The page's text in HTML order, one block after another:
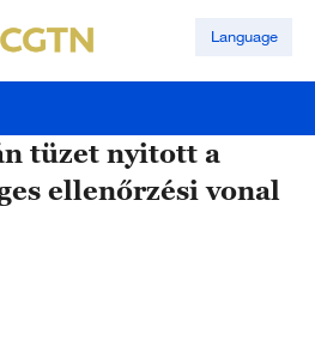
Language
tüzet nyitott a
ellenőrzési vonal